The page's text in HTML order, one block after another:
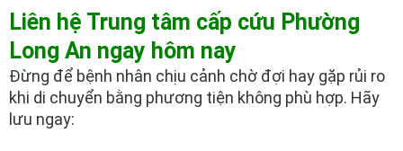
Liên hệ Trung tâm cấp cứu Phường
Long An ngay hôm nay
Đừng để bệnh nhân chịu cảnh chờ đợi hay gặp rủi ro
khi di chuyển bằng phương tiện không phù hợp. Hãy
lưu ngay: